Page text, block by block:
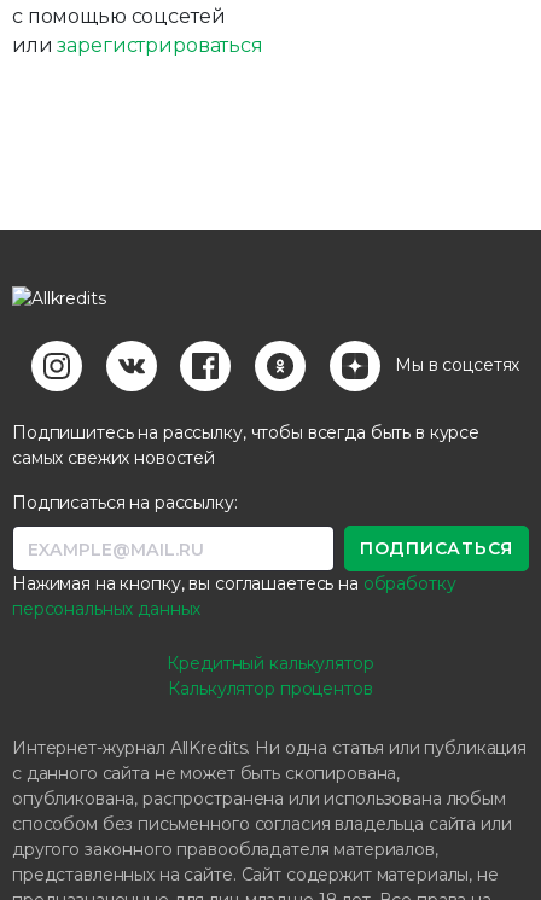
с помощью соцсетей
илизарегистрироваться
Мы в соцсетях
Подпишитесь на рассылку, чтобы всегда быть в курсе
самых свежих новостей
Подписаться на рассылку:
Нажимая на кнопку, вы соглашаетесь на обработку
персональных данных
Кредитный калькулятор
Калькулятор процентов
Интернет-журнал AllKredits. Ни одна статья или публикация
с данного сайта не может быть скопирована,
опубликована, распространена или использована любым
способом без письменного согласия владельца сайта или
другого законного правообладателя материалов,
представленных на сайте. Сайт содержит материалы, не